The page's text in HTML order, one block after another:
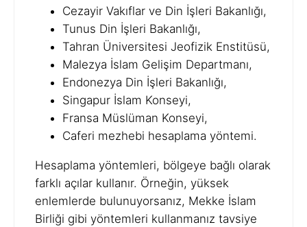
Cezayir Vakıflar ve Din İşleri Bakanlığı,
Tunus Din İşleri Bakanlığı,
Tahran Üniversitesi Jeofizik Enstitüsü,
Malezya İslam Gelişim Departmanı,
Endonezya Din İşleri Bakanlığı,
Singapur İslam Konseyi,
Fransa Müslüman Konseyi,
Caferi mezhebi hesaplama yöntemi.
Hesaplama yöntemleri, bölgeye bağlı olarak
farklı açılar kullanır. Örneğin, yüksek
enlemlerde bulunuyorsanız, Mekke İslam
Birliği gibi yöntemleri kullanmanız tavsiye